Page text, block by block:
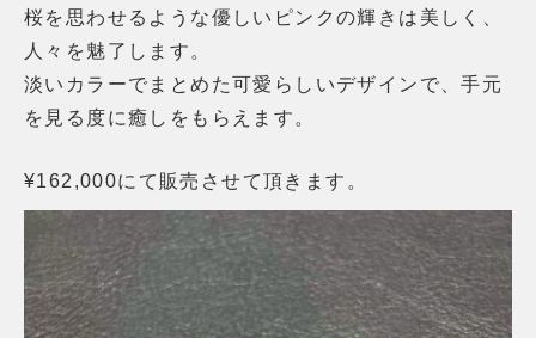
桜を思わせるような優しいピンクの輝きは美しく、
人々を魅了します。
淡いカラーでまとめた可愛らしいデザインで、手元
を見る度に癒しをもらえます。
¥162,000にて販売させて頂きます。